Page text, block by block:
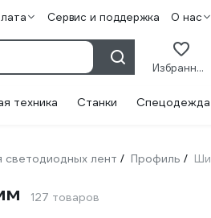
Сервис и поддержка О нас
Избранное
техника Станки
светодиодных лент / Профиль /
127 товаров